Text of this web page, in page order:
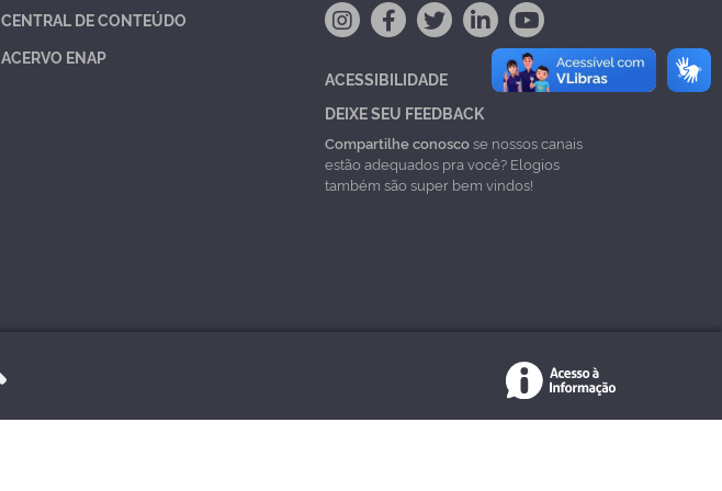
CENTRAL DE CONTEÚDO
ACERVO ENAP
ACESSIBILIDADE
DEIXE SEU FEEDBACK
Compartilhe conoscose nossos canais
estão adequados pra você? Elogios
também são super bem vindos!